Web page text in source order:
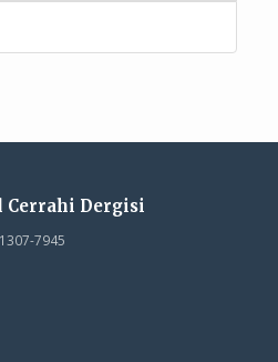
Cerrahi Dergisi
7945